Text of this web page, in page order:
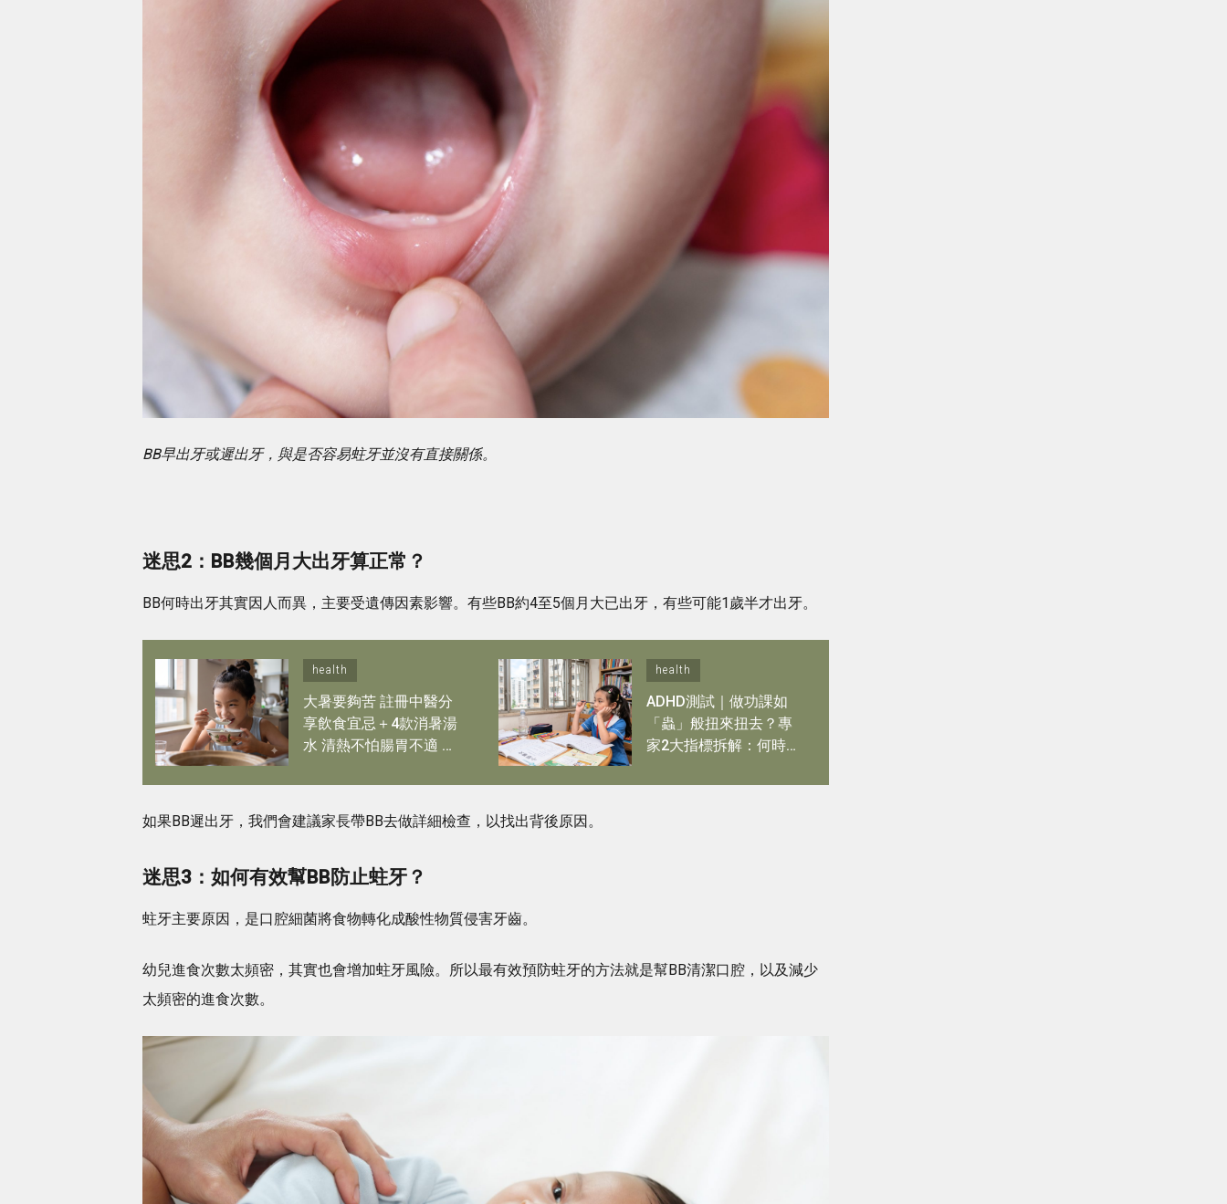
BB早出牙或遲出牙，與是否容易蛀牙並沒有直接關係。
迷思2：BB幾個月大出牙算正常？
BB何時出牙其實因人而異，主要受遺傳因素影響。有些BB約4至5個月大已出牙，有些可能1歲半才出牙。
health
大暑要夠苦 註冊中醫分
享飲食宜忌＋4款消暑湯
水 清熱不怕腸胃不適 喚
health
ADHD測試｜做功課如
「蟲」般扭來扭去？專
家2大指標拆解：何時應
如果BB遲出牙，我們會建議家長帶BB去做詳細檢查，以找出背後原因。
迷思3：如何有效幫BB防止蛀牙？
蛀牙主要原因，是口腔細菌將食物轉化成酸性物質侵害牙齒。
幼兒進食次數太頻密，其實也會增加蛀牙風險。所以最有效預防蛀牙的方法就是幫BB清潔口腔，以及減少
太頻密的進食次數。